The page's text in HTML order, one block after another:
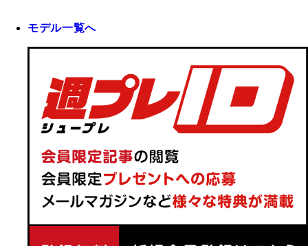
モデル一覧へ